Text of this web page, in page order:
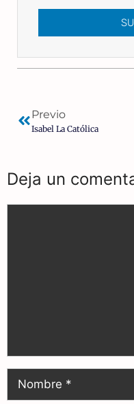
Previo
Isabel La Católica
Deja un